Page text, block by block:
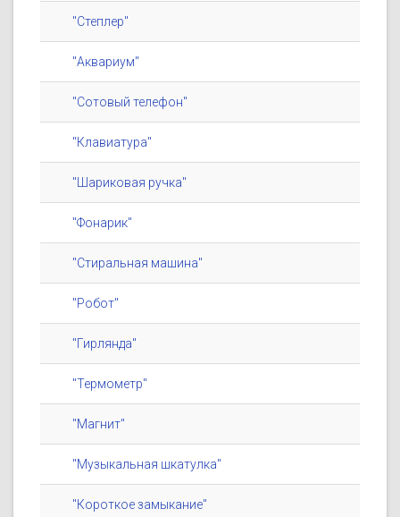
"Степлер"
"Аквариум"
"Сотовый телефон"
"Клавиатура"
"Шариковая ручка"
"Фонарик"
"Стиральная машина"
"Робот"
"Гирлянда"
"Термометр"
"Магнит"
"Музыкальная шкатулка"
"Короткое замыкание"